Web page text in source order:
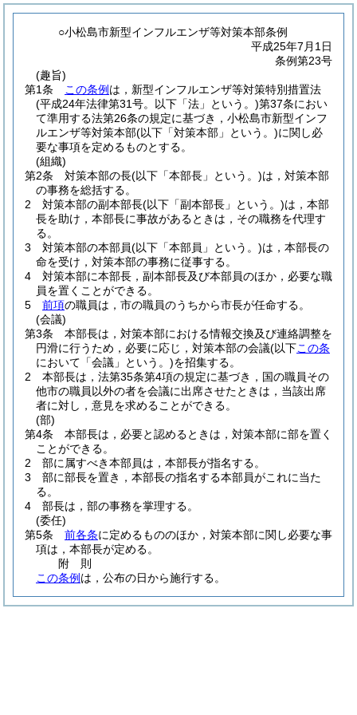
○小松島市新型インフルエンザ等対策本部条例
平成25年7月1日
条例第23号
(趣旨)
第1条
この条例 は，新型インフルエンザ等対策特別措置法
(平成24年法律第31号。以下「法」という。)第37条におい
て準用する法第26条の規定に基づき，小松島市新型インフ
ルエンザ等対策本部(以下「対策本部」という。)に関し必
要な事項を定めるものとする。
(組織)
第2条
対策本部の長(以下「本部長」という。)は，対策本部
の事務を総括する。
2
対策本部の副本部長(以下「副本部長」という。)は，本部
長を助け，本部長に事故があるときは，その職務を代理す
る。
3
対策本部の本部員(以下「本部員」という。)は，本部長の
命を受け，対策本部の事務に従事する。
4
対策本部に本部長，副本部長及び本部員のほか，必要な職
員を置くことができる。
5
前項の職員は，市の職員のうちから市長が任命する。
(会議)
第3条
本部長は，対策本部における情報交換及び連絡調整を
円滑に行うため，必要に応じ，対策本部の会議(以下この条
において「会議」という。)を招集する。
2
本部長は，法第35条第4項の規定に基づき，国の職員その
他市の職員以外の者を会議に出席させたときは，当該出席
者に対し，意見を求めることができる。
(部)
第4条
本部長は，必要と認めるときは，対策本部に部を置く
ことができる。
2
部に属すべき本部員は，本部長が指名する。
3
部に部長を置き，本部長の指名する本部員がこれに当た
る。
4
部長は，部の事務を掌理する。
(委任)
第5条
前各条に定めるもののほか，対策本部に関し必要な事
項は，本部長が定める。
附 則
この条例 は，公布の日から施行する。